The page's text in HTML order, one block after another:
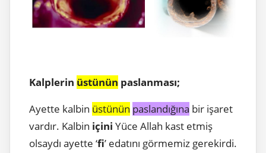
Kalplerin üstünün paslanması;
Ayette kalbin üstünün paslandığına bir işaret
vardır. Kalbin içini Yüce Allah kast etmiş
olsaydı ayette ‘fi’ edatını görmemiz gerekirdi.